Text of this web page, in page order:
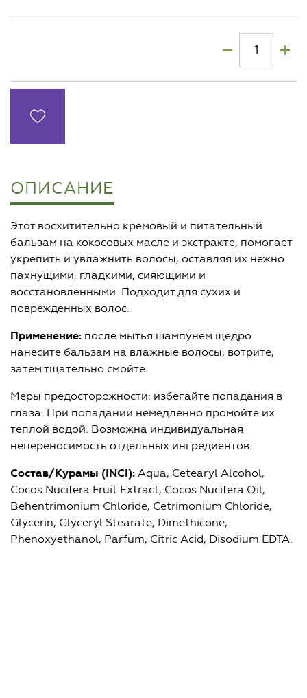
ОПИСАНИЕ
Этот восхитительно кремовый и питательный
бальзам на кокосовых масле и экстракте, помогает
укрепить и увлажнить волосы, оставляя их нежно
пахнущими, гладкими, сияющими и
восстановленными. Подходит для сухих и
поврежденных волос.
Применение: после мытья шампунем щедро
нанесите бальзам на влажные волосы, вотрите,
затем тщательно смойте.
Меры предосторожности: избегайте попадания в
глаза. При попадании немедленно промойте их
теплой водой. Возможна индивидуальная
непереносимость отдельных ингредиентов.
Состав/Курамы (INCI): Aqua, Cеtearyl Alcohol,
Cocos Nucifera Fruit Extract, Cocos Nucifera Oil,
Behentrimonium Chloride, Cetrimonium Chloride,
Glycerin, Glyceryl Stearate, Dimethicone,
Phenoxyethanol, Parfum, Citric Acid, Disodium EDTA.